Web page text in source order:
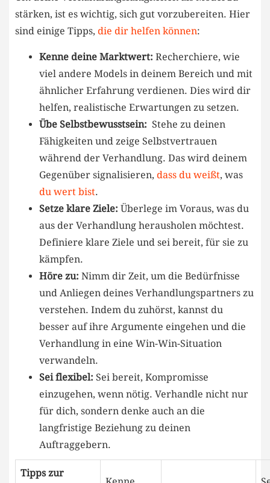
stärken, ist es wichtig, sich gut​ vorzubereiten.‌ Hier⁤
sind einige Tipps, die dir helfen können:
Kenne deine Marktwert: Recherchiere, ⁣wie
⁣viel andere Models in deinem Bereich und mit
ähnlicher Erfahrung verdienen.‍ Dies wird dir
‌helfen,⁢ realistische Erwartungen zu⁤ setzen.
Übe‌ Selbstbewusstsein: ⁤ Stehe zu ⁤deinen
Fähigkeiten und zeige‌ Selbstvertrauen
während​ der Verhandlung.​ Das wird deinem
Gegenüber signalisieren, dass du weißt, was
du wert bist.
Setze klare Ziele: Überlege im Voraus, was‌ du
aus der ‌Verhandlung ‌herausholen möchtest.
Definiere ​klare Ziele⁣ und sei​ bereit, für sie zu
kämpfen.
Höre zu: Nimm dir Zeit, um die Bedürfnisse
und Anliegen deines‍ Verhandlungspartners zu
verstehen. Indem du zuhörst, kannst du
besser auf ihre Argumente​ eingehen und die
Verhandlung in eine Win-Win-Situation
verwandeln.
Sei flexibel: Sei bereit, Kompromisse
einzugehen, wenn nötig. Verhandle nicht nur
für dich, sondern denke auch an die
langfristige Beziehung zu deinen
Auftraggebern.
Tipps ‍zur